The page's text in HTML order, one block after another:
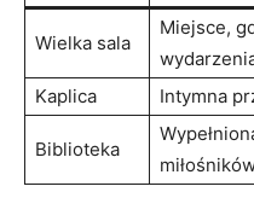
Wielka sala
Miejsce,
Kaplica
Intymna
Biblioteka